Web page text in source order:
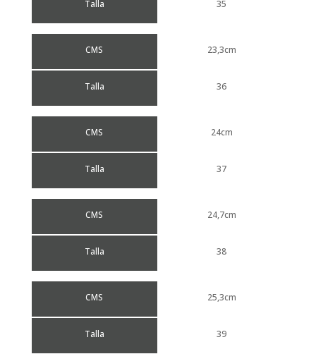
Talla 35
CMS
Talla
23,3cm
36
CMS
Talla
24cm
37
CMS
Talla
24,7cm
38
CMS
Talla
25,3cm
39